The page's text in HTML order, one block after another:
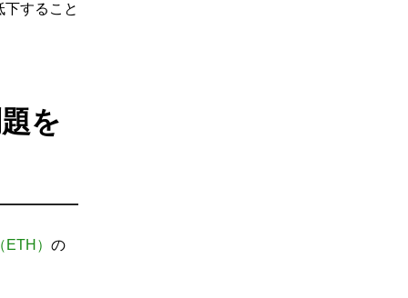
すること
を
） の